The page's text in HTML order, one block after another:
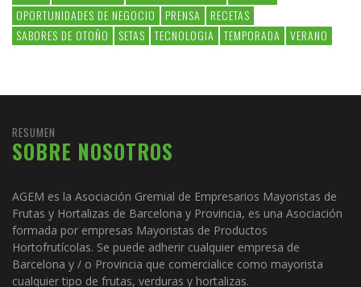
OPORTUNIDADES DE NEGOCIO
PRENSA
RECETAS
SABORES DE OTOÑO
SETAS TECNOLOGIA TEMPORADA VERANO
RESUMEN
SOBRE NOSOTROS
AGEM es la Asociación Gremial de Empresarios Mayoristas de
Frutas y Hortalizas de Barcelona y Provincia, es una Asociación
formada por empresas Mayoristas de Productos
Hortofrutícolas. Se puede adherir cualquier empresa de
Barcelona y / o Provincia que comercialice como mayorista
cualquier tipo de frutas, verduras y hortalizas.